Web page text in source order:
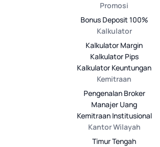
Promosi
Bonus Deposit 100%
Kalkulator
Kalkulator Margin
Kalkulator Pips
Kalkulator Keuntungan
Kemitraan
Pengenalan Broker
Manajer Uang
Kemitraan Institusional
Kantor Wilayah
Timur Tengah